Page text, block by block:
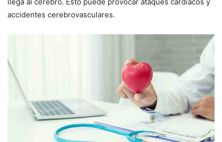
accidentes cerebrovasculares.